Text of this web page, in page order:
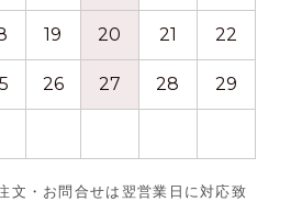
19 20 21 22
26 27 28 29
文・お問合せは翌営業日に対応致